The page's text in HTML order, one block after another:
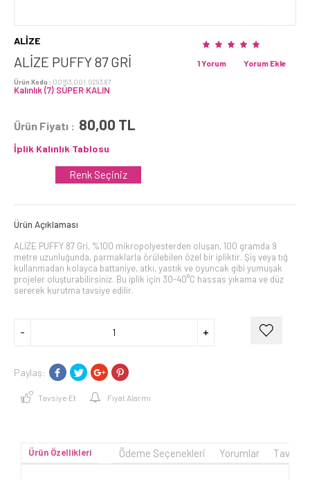
ALİZE
ALİZE PUFFY 87 GRI
Ürün Kodu : 00153.001.0293.87
Kalınlık (7) SÜPER KALIN
Yorum Ekle
1 Yorum
Ürün Fiyatı : 80,00 TL
İplik Kalınlık Tablosu
Renk Seçiniz
Ürün Açıklaması
ALİZE PUFFY 87 Gri, %100 mikropolyesterden oluşan, 100 gramda 9
metre uzunluğunda, parmaklarla örülebilen özel bir ipliktir. Şiş veya tığ
kullanmadan kolayca battaniye, atkı, yastık ve oyuncak gibi yumuşak
projeler oluşturabilirsiniz. Bu iplik için 30-40°C hassas yıkama ve düz
sererek kurutma tavsiye edilir.
Paylaş:
Tavsiye Et Fiyat Alarmı
Ürün Özellikleri Ödeme Seçenekleri Yorumlar